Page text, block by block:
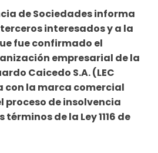
de Sociedades informa
interesados y a la
fue confirmado el
empresarial de la
Caicedo S.A. (LEC
con la marca comercial
proceso de insolvencia
de la Ley 1116 de